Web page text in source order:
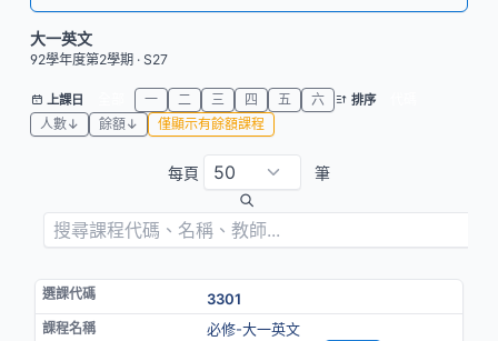
大一英文
92學年度第2學期 · S27
上課日 一 二 三 四 五 六 排序
人數↓
餘額↓ 僅顯示有餘額課程
每頁 筆
3301
必修-大一英文